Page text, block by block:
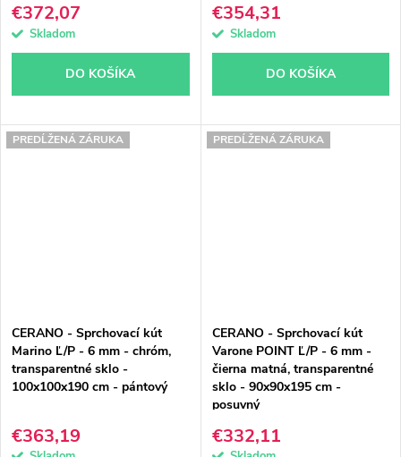
€372,07
Skladom
DO KOŠÍKA
€354,31
Skladom
DO KOŠÍKA
PREDĹŽENÁ ZÁRUKA
CERANO - Sprchovací kút
Marino Ľ/P - 6 mm - chróm,
transparentné sklo -
100x100x190 cm - pántový
€363,19
PREDĹŽENÁ ZÁRUKA
CERANO - Sprchovací kút
Varone POINT Ľ/P - 6 mm -
čierna matná, transparentné
sklo - 90x90x195 cm -
posuvný
€332,11